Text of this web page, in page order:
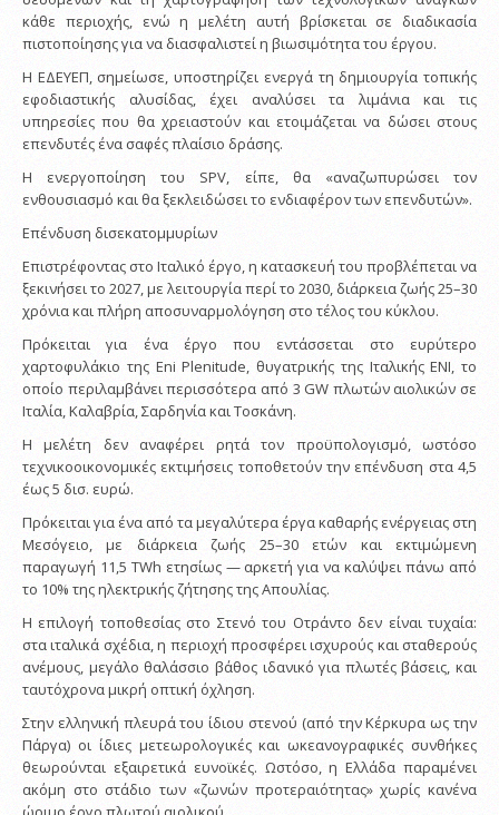
κάθε περιοχής, ενώ η μελέτη αυτή βρίσκεται σε διαδικασία
πιστοποίησης για να διασφαλιστεί η βιωσιμότητα του έργου.
Η ΕΔΕΥΕΠ, σημείωσε, υποστηρίζει ενεργά τη δημιουργία τοπικής
εφοδιαστικής αλυσίδας, έχει αναλύσει τα λιμάνια και τις
υπηρεσίες που θα χρειαστούν και ετοιμάζεται να δώσει στους
επενδυτές ένα σαφές πλαίσιο δράσης.
Η ενεργοποίηση του SPV, είπε, θα «αναζωπυρώσει τον
ενθουσιασμό και θα ξεκλειδώσει το ενδιαφέρον των επενδυτών».
Επένδυση δισεκατομμυρίων
Επιστρέφοντας στο Ιταλικό έργο, η κατασκευή του προβλέπεται να
ξεκινήσει το 2027, με λειτουργία περί το 2030, διάρκεια ζωής 25–30
χρόνια και πλήρη αποσυναρμολόγηση στο τέλος του κύκλου.
Πρόκειται για ένα έργο που εντάσσεται στο ευρύτερο
χαρτοφυλάκιο της Eni Plenitude, θυγατρικής της Ιταλικής ΕΝΙ, το
οποίο περιλαμβάνει περισσότερα από 3 GW πλωτών αιολικών σε
Ιταλία, Καλαβρία, Σαρδηνία και Τοσκάνη.
Η μελέτη δεν αναφέρει ρητά τον προϋπολογισμό, ωστόσο
τεχνικοοικονομικές εκτιμήσεις τοποθετούν την επένδυση στα 4,5
έως 5 δισ. ευρώ.
Πρόκειται για ένα από τα μεγαλύτερα έργα καθαρής ενέργειας στη
Μεσόγειο, με διάρκεια ζωής 25–30 ετών και εκτιμώμενη
παραγωγή 11,5 TWh ετησίως — αρκετή για να καλύψει πάνω από
το 10% της ηλεκτρικής ζήτησης της Απουλίας.
Η επιλογή τοποθεσίας στο Στενό του Οτράντο δεν είναι τυχαία:
στα ιταλικά σχέδια, η περιοχή προσφέρει ισχυρούς και σταθερούς
ανέμους, μεγάλο θαλάσσιο βάθος ιδανικό για πλωτές βάσεις, και
ταυτόχρονα μικρή οπτική όχληση.
Στην ελληνική πλευρά του ίδιου στενού (από την Κέρκυρα ως την
Πάργα) οι ίδιες μετεωρολογικές και ωκεανογραφικές συνθήκες
θεωρούνται εξαιρετικά ευνοϊκές. Ωστόσο, η Ελλάδα παραμένει
ακόμη στο στάδιο των «ζωνών προτεραιότητας» χωρίς κανένα